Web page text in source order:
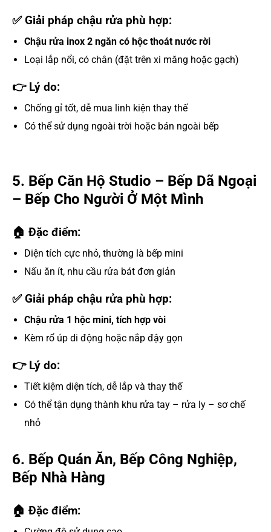
✅ Giải pháp chậu rửa phù hợp:
Chậu rửa inox 2 ngăn có hộc thoát nước rời
Loại lắp nổi, có chân (đặt trên xi măng hoặc gạch)
👉 Lý do:
Chống gỉ tốt, dễ mua linh kiện thay thế
Có thể sử dụng ngoài trời hoặc bán ngoài bếp
5. Bếp Căn Hộ Studio – Bếp Dã Ngoại
– Bếp Cho Người Ở Một Mình
🏠 Đặc điểm:
Diện tích cực nhỏ, thường là bếp mini
Nấu ăn ít, nhu cầu rửa bát đơn giản
✅ Giải pháp chậu rửa phù hợp:
Chậu rửa 1 hộc mini, tích hợp vòi
Kèm rổ úp di động hoặc nắp đậy gọn
👉 Lý do:
Tiết kiệm diện tích, dễ lắp và thay thế
Có thể tận dụng thành khu rửa tay – rửa ly – sơ chế
nhỏ
6. Bếp Quán Ăn, Bếp Công Nghiệp,
Bếp Nhà Hàng
🏠 Đặc điểm: